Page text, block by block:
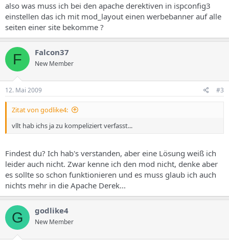
also was muss ich bei den apache derektiven in ispconfig3
einstellen das ich mit mod_layout einen werbebanner auf alle
seiten einer site bekomme ?
F Falcon37
New Member
12. Mai 2009 #3
Zitat von godlike4:
vllt hab ichs ja zu kompeliziert verfasst...
Findest du? Ich hab's verstanden, aber eine Lösung weiß ich
leider auch nicht. Zwar kenne ich den mod nicht, denke aber
es sollte so schon funktionieren und es muss glaub ich auch
nichts mehr in die Apache Derek...
G godlike4
New Member